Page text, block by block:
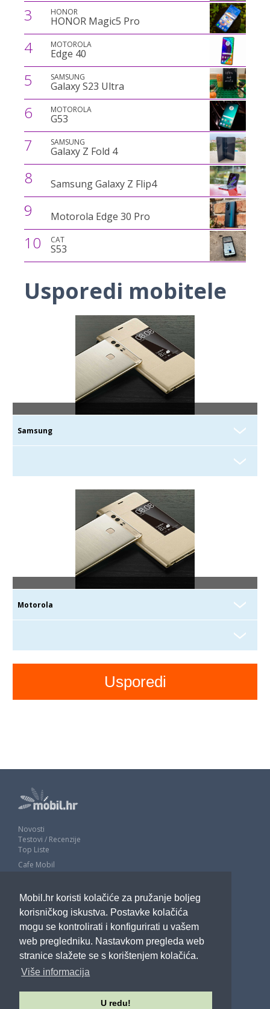
Mobil.hr koristi kolačiće za pružanje boljeg
korisničkog iskustva. Postavke kolačića
mogu se kontrolirati i konfigurirati u vašem
web pregledniku. Nastavkom pregleda web
stranice slažete se s korištenjem kolačića.
Više informacija
U redu!
3 HONOR
HONOR Magic5 Pro
4 MOTOROLA
Edge 40
5 SAMSUNG
Galaxy S23 Ultra
6 MOTOROLA
G53
7 SAMSUNG
Galaxy Z Fold 4
8 Samsung Galaxy Z Flip4
9 Motorola Edge 30 Pro
10 CAT
S53
Usporedi mobitele
Novosti
Testovi / Recenzije
Top Liste
Cafe Mobil
Impressum
Marketing
Pravne odredbe
Izjava o privatnosti
POTRAŽITE NAS
Sva prava pridržana - Mobil.hr - 2026.